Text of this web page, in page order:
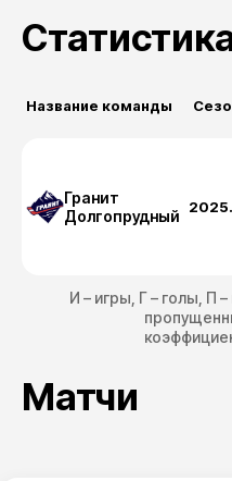
Название команды
Гранит
Долгопрудный
И – игры, Г – голы, П
Матчи